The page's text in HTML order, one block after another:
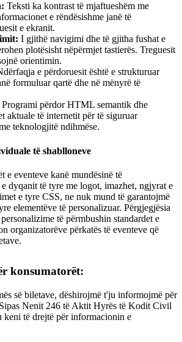
Teksti ka kontrast të mjaftueshëm me
e rëndësishme janë të
e ekranit.
I gjithë navigimi dhe të gjitha fushat e
plotësisht nëpërmjet tastierës. Treguesit
orientimin.
e përdoruesit është e strukturuar
formuluar qartë dhe në mënyrë të
Programi përdor HTML semantik dhe
aktuale të internetit për të siguruar
teknologjitë ndihmëse.
të shablloneve
e eventeve kanë mundësinë të
dyqanit të tyre me logot, imazhet, ngjyrat e
e tyre CSS, ne nuk mund të garantojmë
elementëve të personalizuar. Përgjegjësia
të përmbushin standardet e
organizatorëve përkatës të eventeve që
konsumatorët:
së biletave, dëshirojmë t'ju informojmë për
Nenit 246 të Aktit Hyrës të Kodit Civil
të drejtë për informacionin e